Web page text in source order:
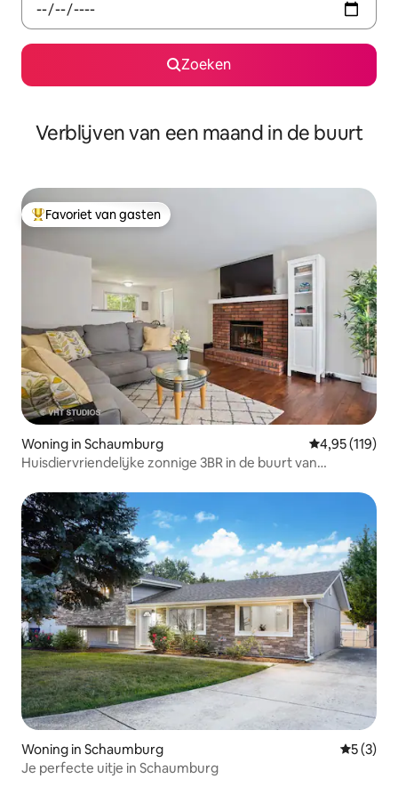
Zoeken
Verblijven van een maand in de buurt
Topfavoriet van gasten
Favoriet van gasten
Woning in Schaumburg Gemiddelde
4,95 (119)
Huisdiervriendelijke zonnige 3BR in de buurt van
Woning in Schaumburg
5 (3)
Je perfecte uitje in Schaumburg